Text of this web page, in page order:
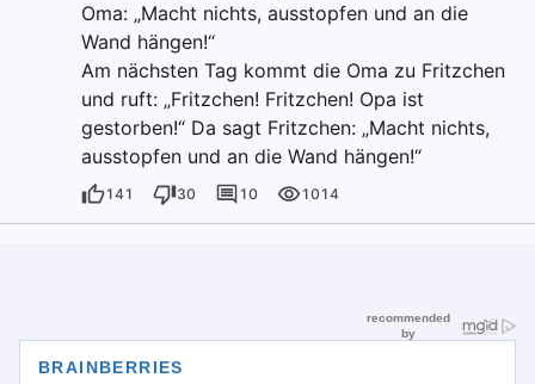
Oma: „Macht nichts, ausstopfen und an die
Wand hängen!“
Am nächsten Tag kommt die Oma zu Fritzchen
und ruft: „Fritzchen! Fritzchen! Opa ist
gestorben!“ Da sagt Fritzchen: „Macht nichts,
ausstopfen und an die Wand hängen!“
141 30 10 1014